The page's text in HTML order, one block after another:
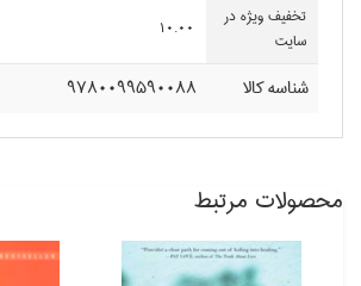
تخفيف ويژه در
سايت
10.00
شناسه کالا 9780099590088
محصولات مرتبط